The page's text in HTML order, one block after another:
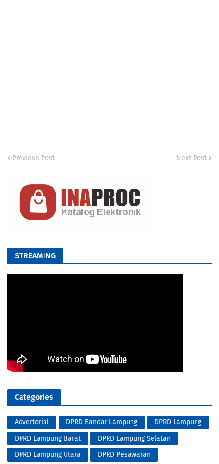
Previous Post Next Post
STREAMING
Categories
Advertorial DPRD Bandar Lampung
DPRD Lampung
DPRD Lampung Barat
DPRD Lampung Selatan
DPRD Lampung Utara
DPRD Pesawaran